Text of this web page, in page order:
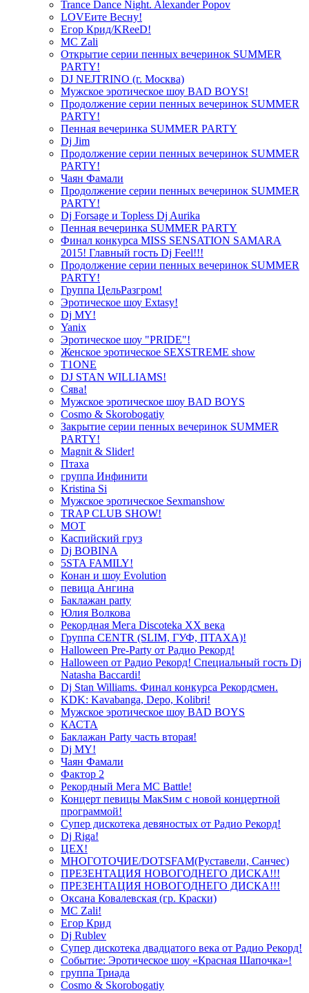
Trance Dance Night. Alexander Popov
LOVEите Весну!
Егор Крид/KReeD!
MC Zali
Открытие серии пенных вечеринок SUMMER
PARTY!
DJ NEJTRINO (г. Москва)
Мужское эротическое шоу BAD BOYS!
Продолжение серии пенных вечеринок SUMMER
PARTY!
Пенная вечеринка SUMMER PARTY
Dj Jim
Продолжение серии пенных вечеринок SUMMER
PARTY!
Чаян Фамали
Продолжение серии пенных вечеринок SUMMER
PARTY!
Dj Forsage и Topless Dj Aurika
Пенная вечеринка SUMMER PARTY
Финал конкурса MISS SENSATION SAMARA
2015! Главный гость Dj Feel!!!
Продолжение серии пенных вечеринок SUMMER
PARTY!
Группа ЦельРазгром!
Эротическое шоу Extasy!
Dj MY!
Yanix
Эротическое шоу "PRIDE"!
Женское эротическое SEXSTREME show
T1ONE
DJ STAN WILLIAMS!
Сява!
Мужское эротическое шоу BAD BOYS
Cosmo & Skorobogatiy
Закрытие серии пенных вечеринок SUMMER
PARTY!
Magnit & Slider!
Птаха
группа Инфинити
Kristina Si
Мужское эротическое Sexmanshow
TRAP CLUB SHOW!
МОТ
Каспийский груз
Dj BOBINA
5STA FAMILY!
Конан и шоу Evolution
певица Ангина
Баклажан party
Юлия Волкова
Рекордная Мега Discoteka XX века
Группа CENTR (SLIM, ГУФ, ПТАХА)!
Halloween Pre-Party от Радио Рекорд!
Halloween от Радио Рекорд! Специальный гость Dj
Natasha Baccardi!
Dj Stan Williams. Финал конкурса Рекордсмен.
KDK: Kavabanga, Depo, Kolibri!
Мужское эротическое шоу BAD BOYS
КАСТА
Баклажан Party часть вторая!
Dj MY!
Чаян Фамали
Фактор 2
Рекордный Мега МС Battle!
Концерт певицы МакSим с новой концертной
программой!
Супер дискотека девяностых от Радио Рекорд!
Dj Riga!
ЦЕХ!
МНОГОТОЧИЕ/DOTSFAM(Руставели, Санчес)
ПРЕЗЕНТАЦИЯ НОВОГОДНЕГО ДИСКА!!!
ПРЕЗЕНТАЦИЯ НОВОГОДНЕГО ДИСКА!!!
Оксана Ковалевская (гр. Краски)
MC Zali!
Егор Крид
Dj Rublev
Супер дискотека двадцатого века от Радио Рекорд!
Событие: Эротическое шоу «Красная Шапочка»!
группа Триада
Cosmo & Skorobogatiy